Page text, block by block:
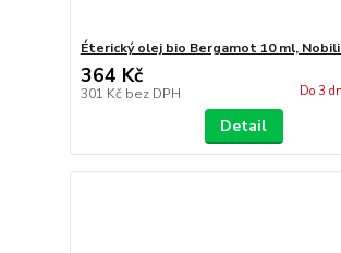
Éterický olej bio Bergamot 10 ml,
364 Kč
301 Kč bez DPH Do 3
Detail